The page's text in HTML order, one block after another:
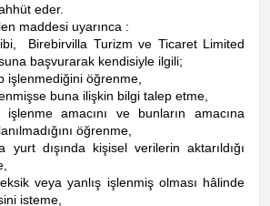
eder.
maddesi uyarınca :
Birebirvilla Turizm ve Ticaret Limited
başvurarak kendisiyle ilgili;
işlenmediğini öğrenme,
buna ilişkin bilgi talep etme,
amacını ve bunların amacına
öğrenme,
yurt dışında kişisel verilerin aktarıldığı
veya yanlış işlenmiş olması hâlinde
isteme,